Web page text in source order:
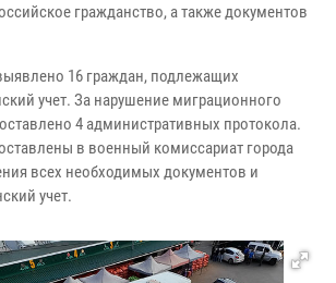
гражданство, а также документов
16 граждан, подлежащих
учет. За нарушение миграционного
4 административных протокола.
в военный комиссариат города
всех необходимых документов и
учет.